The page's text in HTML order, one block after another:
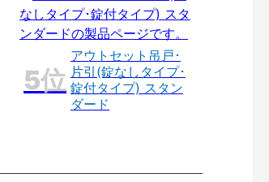
アウトセット吊戸･
片引(錠なしタイプ･
錠付タイプ) スタン
ダード